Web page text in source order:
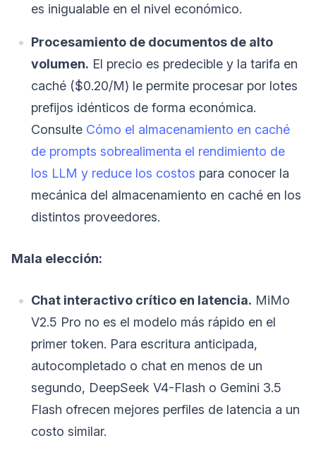
es inigualable en el nivel económico.
Procesamiento de documentos de alto
volumen. El precio es predecible y la tarifa en
caché ($0.20/M) le permite procesar por lotes
prefijos idénticos de forma económica.
Consulte Cómo el almacenamiento en caché
de prompts sobrealimenta el rendimiento de
los LLM y reduce los costos para conocer la
mecánica del almacenamiento en caché en los
distintos proveedores.
Mala elección:
Chat interactivo crítico en latencia. MiMo
V2.5 Pro no es el modelo más rápido en el
primer token. Para escritura anticipada,
autocompletado o chat en menos de un
segundo, DeepSeek V4-Flash o Gemini 3.5
Flash ofrecen mejores perfiles de latencia a un
costo similar.